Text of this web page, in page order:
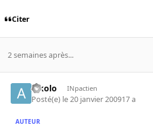
Citer
2 semaines après...
alkolo INpactien
Posté(e) le 20 janvier 200917 a
AUTEUR